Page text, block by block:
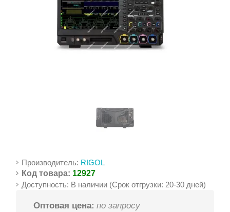
Производитель: RIGOL
Код товара: 12927
Доступность: В наличии (Срок отгрузки: 20-30 дней)
Оптовая цена: по запросу